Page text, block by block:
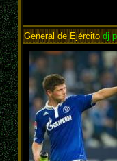
General de Ejércitodj